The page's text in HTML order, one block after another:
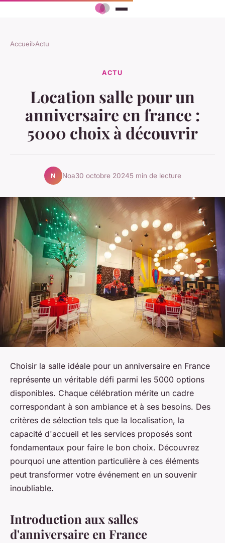
Accueil›Actu
ACTU
Location salle pour un
anniversaire en france :
5000 choix à découvrir
N Noa30 octobre 20245 min de lecture
Choisir la salle idéale pour un anniversaire en France
représente un véritable défi parmi les 5000 options
disponibles. Chaque célébration mérite un cadre
correspondant à son ambiance et à ses besoins. Des
critères de sélection tels que la localisation, la
capacité d'accueil et les services proposés sont
fondamentaux pour faire le bon choix. Découvrez
pourquoi une attention particulière à ces éléments
peut transformer votre événement en un souvenir
inoubliable.
Introduction aux salles
d'anniversaire en France